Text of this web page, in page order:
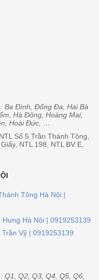
Ba Đình, Đống Đa, Hai Bà
Hà Đông, Hoàng Mai,
Hoài Đức, …
Số 5 Trần Thánh Tông,
NTL 198, NTL BV E,
Tông Hà Nội |
Hà Nội | 0919253139
Vỹ | 0919253139
Q1, Q2, Q3, Q4, Q5, Q6,